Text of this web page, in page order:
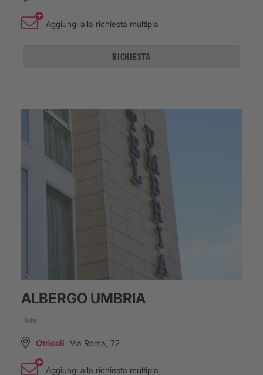
Aggiungi alla richiesta multipla
RICHIESTA
ALBERGO UMBRIA
Hotel
Otricoli Via Roma, 72
Aggiungi alla richiesta multipla